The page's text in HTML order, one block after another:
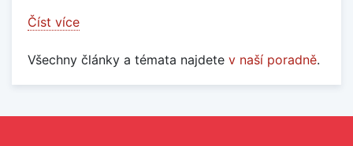
Číst více
Všechny články a témata najdete v naší poradně.